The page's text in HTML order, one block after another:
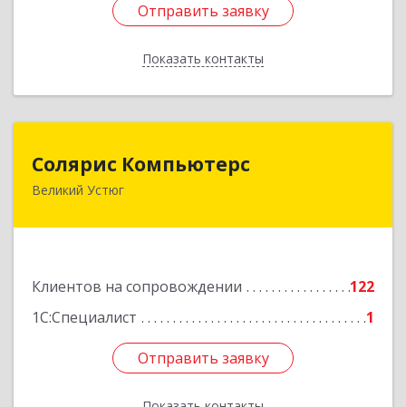
Отправить заявку
Показать контакты
Отправить заявку
Назад
Солярис Компьютерс
Великий Устюг
Клиентов на сопровождении
122
1С:Специалист
1
Отправить заявку
162390, Вологодская обл, Великий Устюг г,
Отправить заявку